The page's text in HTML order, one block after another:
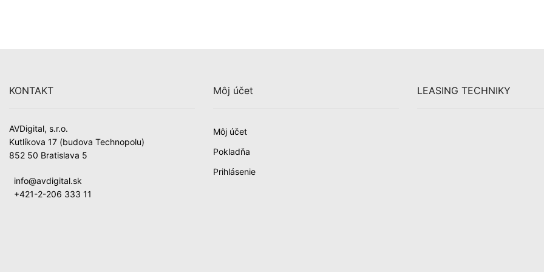
KONTAKT
AVDigital, s.r.o.
Kutlíkova 17 (budova Technopolu)
852 50 Bratislava 5
info@avdigital.sk
+421-2-206 333 11
Môj účet
Môj účet
Pokladňa
Prihlásenie
LEASING TECHNIKY